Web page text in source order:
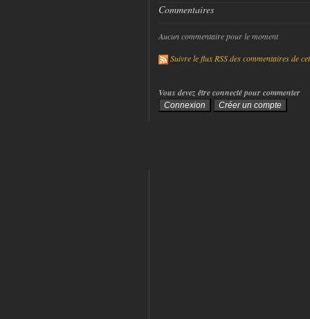
Commentaires
Aucun commentaire pour le moment
Suivre le flux RSS des commentaires de
Vous devez être connecté pour commenter